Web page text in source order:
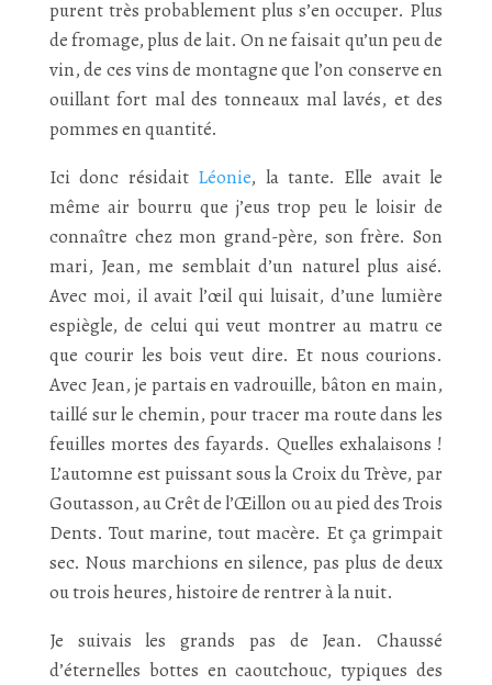
purent très probablement plus s’en occuper. Plus
de fromage, plus de lait. On ne faisait qu’un peu de
vin, de ces vins de montagne que l’on conserve en
ouillant fort mal des tonneaux mal lavés, et des
pommes en quantité.
Ici donc résidait Léonie, la tante. Elle avait le
même air bourru que j’eus trop peu le loisir de
connaître chez mon grand-père, son frère. Son
mari, Jean, me semblait d’un naturel plus aisé.
Avec moi, il avait l’œil qui luisait, d’une lumière
espiègle, de celui qui veut montrer au matru ce
que courir les bois veut dire. Et nous courions.
Avec Jean, je partais en vadrouille, bâton en main,
taillé sur le chemin, pour tracer ma route dans les
feuilles mortes des fayards. Quelles exhalaisons !
L’automne est puissant sous la Croix du Trève, par
Goutasson, au Crêt de l’Œillon ou au pied des Trois
Dents. Tout marine, tout macère. Et ça grimpait
sec. Nous marchions en silence, pas plus de deux
ou trois heures, histoire de rentrer à la nuit.
Je suivais les grands pas de Jean. Chaussé
d’éternelles bottes en caoutchouc, typiques des